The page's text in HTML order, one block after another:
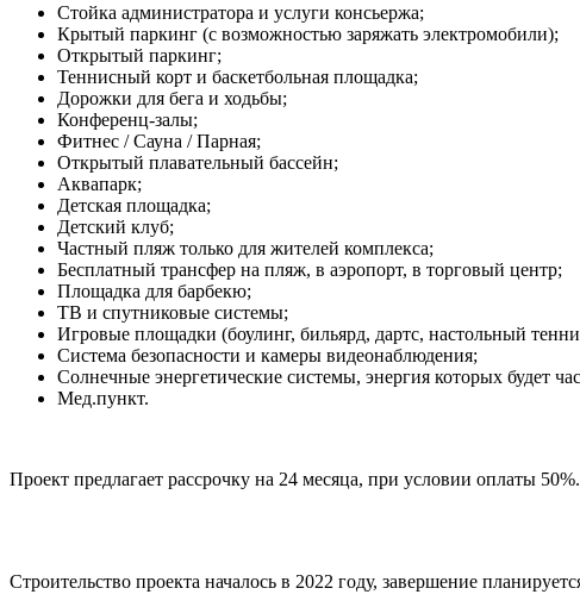
Стойка администратора и услуги консьержа;
Крытый паркинг (с возможностью заряжать электромобили);
Открытый паркинг;
Теннисный корт и баскетбольная площадка;
Дорожки для бега и ходьбы;
Конференц-залы;
Фитнес / Сауна / Парная;
Открытый плавательный бассейн;
Аквапарк;
Детская площадка;
Детский клуб;
Частный пляж только для жителей комплекса;
Бесплатный трансфер на пляж, в аэропорт, в торговый центр;
Площадка для барбекю;
ТВ и спутниковые системы;
Игровые площадки (боулинг, бильярд, дартс, настольный
Система безопасности и камеры видеонаблюдения;
Солнечные энергетические системы, энергия которых будет
Мед.пункт.
Проект предлагает рассрочку на 24 месяца, при условии оплаты 50%.
Строительство проекта началось в 2022 году, завершение